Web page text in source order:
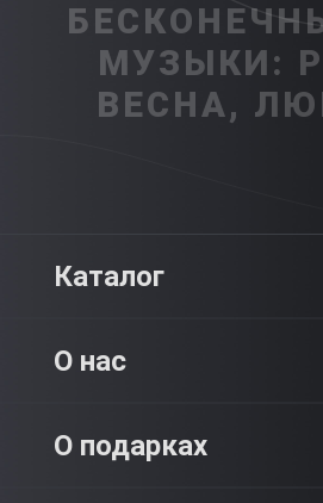
МУЗЫКИ:
ВЕСНА,
Каталог
О нас
О
О подарках